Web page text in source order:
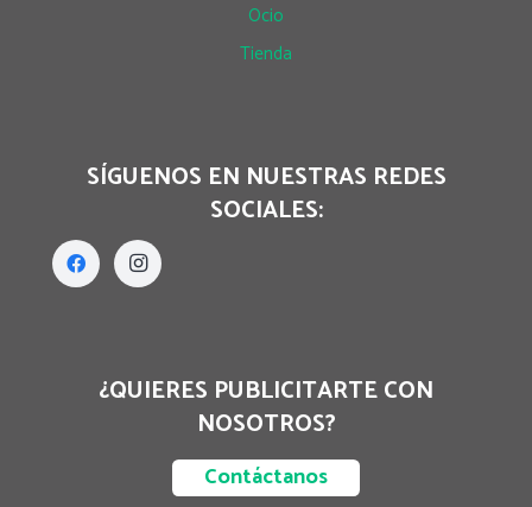
Ocio
Tienda
SÍGUENOS EN NUESTRAS REDES
SOCIALES:
¿QUIERES PUBLICITARTE CON
NOSOTROS?
Contáctanos